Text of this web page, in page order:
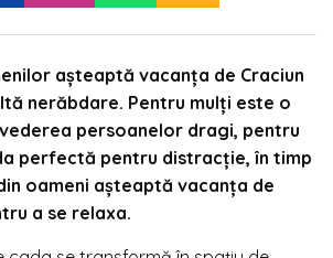
așteaptă vacanța de Craciun
nerăbdare. Pentru mulți este o
persoanelor dragi, pentru
perfectă pentru distracție, în timp
oameni așteaptă vacanța de
a se relaxa.